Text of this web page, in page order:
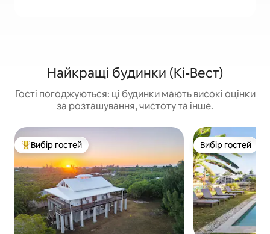
Найкращі будинки (Кі-Вест)
Гості погоджуються: ці будинки мають високі оцінки
за розташування, чистоту та інше.
Топ вибір гостей
Вибір гостей Вибір гостей
Вибір гостей